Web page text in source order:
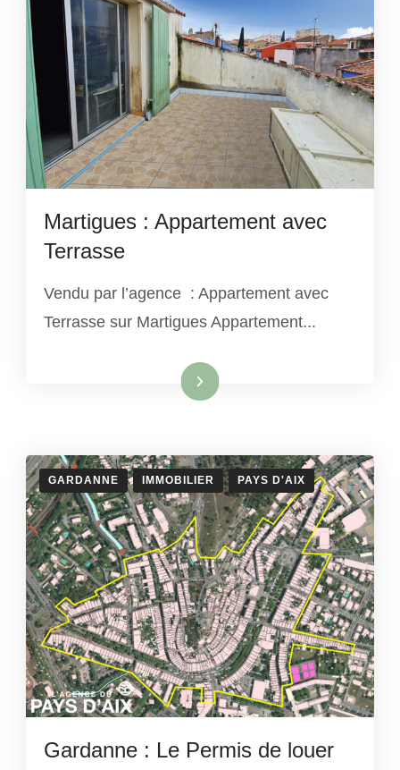
Martigues : Appartement avec
Terrasse
Vendu par l’agence : Appartement avec
Terrasse sur Martigues Appartement...
Lire la suite
GARDANNE IMMOBILIER PAYS D'AIX
Gardanne : Le Permis de louer